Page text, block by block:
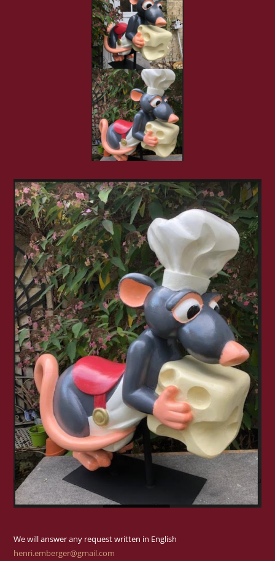
We will answer any request written in English
henri.emberger@gmail.com